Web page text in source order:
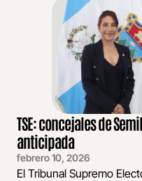
TSE: concejales de
anticipada
febrero 10, 2026
El Tribunal Supremo